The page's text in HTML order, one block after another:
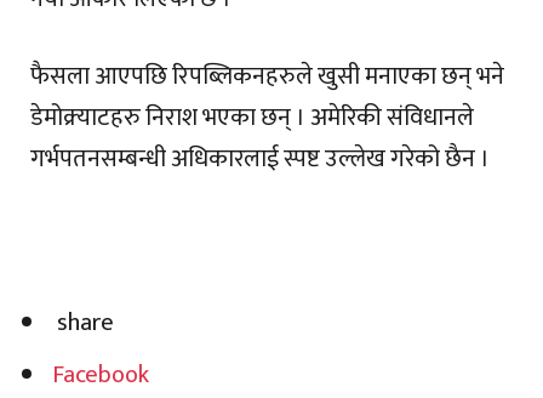
फैसला आएपछि रिपब्लिकनहरुले खुसी मनाएका छन् भने
डेमोक्र्याटहरु निराश भएका छन् । अमेरिकी संविधानले
गर्भपतनसम्बन्धी अधिकारलाई स्पष्ट उल्लेख गरेको छैन ।
share
Facebook